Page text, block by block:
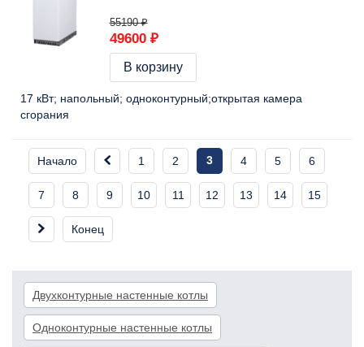
55190 ₽
49600 ₽
В корзину
17 кВт напольный одноконтурный открытая камера
сгорания
Начало 1 2 3 4 5 6
7 8 9 10 11 12 13 14 15
Конец
Двухконтурные настенные котлы
Одноконтурные настенные котлы